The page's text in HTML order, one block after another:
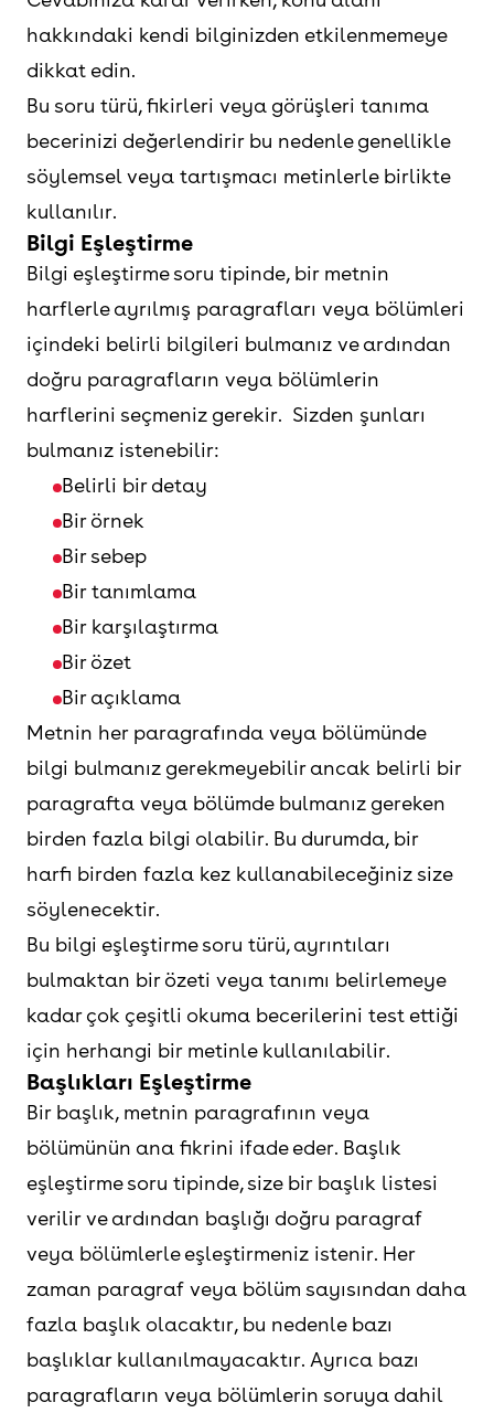
hakkındaki kendi bilginizden etkilenmemeye
dikkat edin.
Bu soru türü, fikirleri veya görüşleri tanıma
becerinizi değerlendirir bu nedenle genellikle
söylemsel veya tartışmacı metinlerle birlikte
kullanılır.
Bilgi Eşleştirme
Bilgi eşleştirme soru tipinde, bir metnin
harflerle ayrılmış paragrafları veya bölümleri
içindeki belirli bilgileri bulmanız ve ardından
doğru paragrafların veya bölümlerin
harflerini seçmeniz gerekir. Sizden şunları
bulmanız istenebilir:
Belirli bir detay
Bir örnek
Bir sebep
Bir tanımlama
Bir karşılaştırma
Bir özet
Bir açıklama
Metnin her paragrafında veya bölümünde
bilgi bulmanız gerekmeyebilir ancak belirli bir
paragrafta veya bölümde bulmanız gereken
birden fazla bilgi olabilir. Bu durumda, bir
harfi birden fazla kez kullanabileceğiniz size
söylenecektir.
Bu bilgi eşleştirme soru türü, ayrıntıları
bulmaktan bir özeti veya tanımı belirlemeye
kadar çok çeşitli okuma becerilerini test ettiği
için herhangi bir metinle kullanılabilir.
Başlıkları Eşleştirme
Bir başlık, metnin paragrafının veya
bölümünün ana fikrini ifade eder. Başlık
eşleştirme soru tipinde, size bir başlık listesi
verilir ve ardından başlığı doğru paragraf
veya bölümlerle eşleştirmeniz istenir. Her
zaman paragraf veya bölüm sayısından daha
fazla başlık olacaktır, bu nedenle bazı
başlıklar kullanılmayacaktır. Ayrıca bazı
paragrafların veya bölümlerin soruya dahil